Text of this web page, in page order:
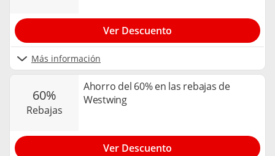
Más información
Ver Descuento
60%
rebajas
Ahorro del 60% en las rebajas de
Westwing
Ver Descuento